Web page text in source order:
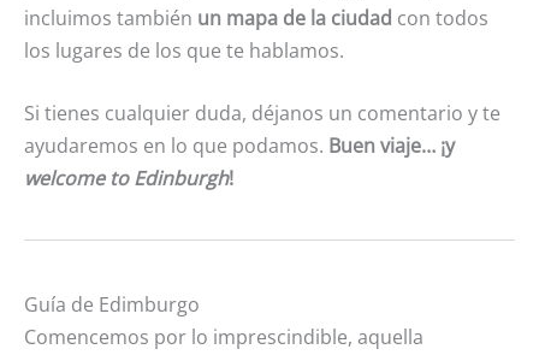
incluimos también un mapa de la ciudad con todos
los lugares de los que te hablamos.
Si tienes cualquier duda, déjanos un comentario y te
ayudaremos en lo que podamos. Buen viaje… ¡y
welcome to Edinburgh!
Guía de Edimburgo
Comencemos por lo imprescindible, aquella